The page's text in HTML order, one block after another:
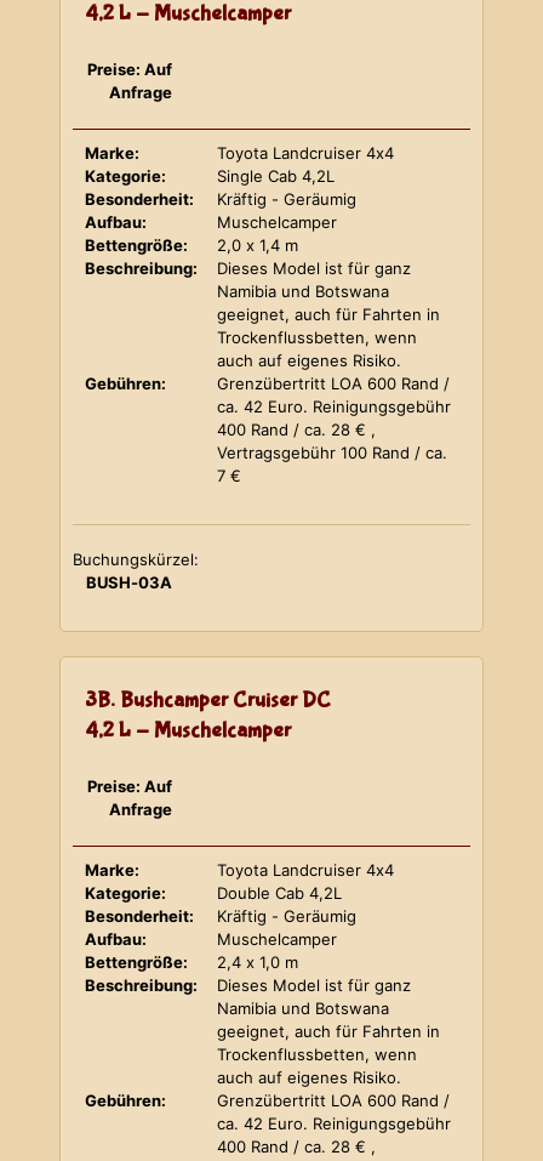
4,2 L - Muschelcamper
Preise: Auf
Anfrage
Marke:
Toyota Landcruiser 4x4
Kategorie:
Single Cab 4,2L
Besonderheit:
Kräftig - Geräumig
Aufbau:
Muschelcamper
Bettengröße:
2,0 x 1,4 m
Beschreibung:
Dieses Model ist für ganz
Namibia und Botswana
geeignet, auch für Fahrten in
Trockenflussbetten, wenn
auch auf eigenes Risiko.
Gebühren:
Grenzübertritt LOA 600 Rand /
ca. 42 Euro. Reinigungsgebühr
400 Rand / ca. 28 € ,
Vertragsgebühr 100 Rand / ca.
7 €
Buchungskürzel:
BUSH-03A
3B. Bushcamper Cruiser DC
4,2 L - Muschelcamper
Preise: Auf
Anfrage
Marke:
Toyota Landcruiser 4x4
Kategorie:
Double Cab 4,2L
Besonderheit:
Kräftig - Geräumig
Aufbau:
Muschelcamper
Bettengröße:
2,4 x 1,0 m
Beschreibung:
Dieses Model ist für ganz
Namibia und Botswana
geeignet, auch für Fahrten in
Trockenflussbetten, wenn
auch auf eigenes Risiko.
Gebühren:
Grenzübertritt LOA 600 Rand /
ca. 42 Euro. Reinigungsgebühr
400 Rand / ca. 28 € ,